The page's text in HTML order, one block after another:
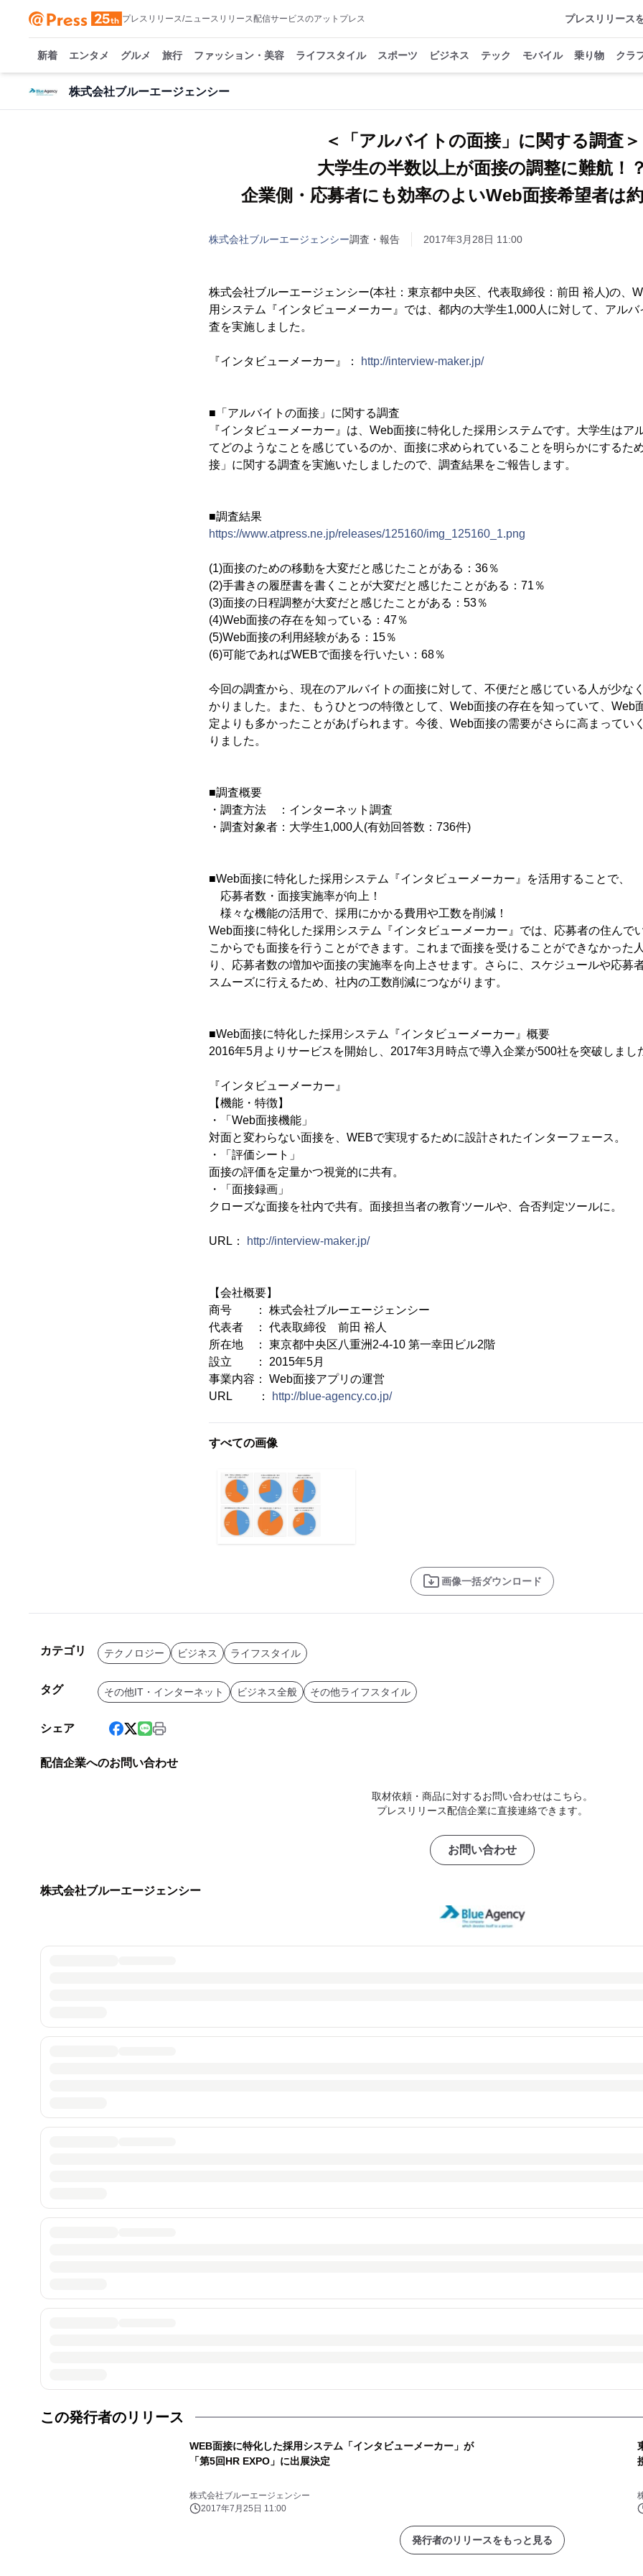
プレスリリース/ニュースリリース配信サービスのアットプレス プレスリリース
新着 エンタメ グルメ 旅行 ファッション・美容 ライフスタイル スポーツ ビジネス テック モバイル 乗り物 クラ
株式会社ブルーエージェンシー
＜「アルバイトの面接」に関する調査＞
大学生の半数以上が面接の調整に難航！
企業側・応募者にも効率のよいWeb面接希望者は
株式会社ブルーエージェンシー調査・報告 2017年3月28日 11:00
株式会社ブルーエージェンシー(本社：東京都中央区、代表取締役：前田 裕人)の、
用システム『インタビューメーカー』では、都内の大学生1,000人に対して、アル
査を実施しました。
『インタビューメーカー』： http://interview-maker.jp/
■「アルバイトの面接」に関する調査
『インタビューメーカー』は、Web面接に特化した採用システムです。大学生はア
てどのようなことを感じているのか、面接に求められていることを明らかにするた
接」に関する調査を実施いたしましたので、調査結果をご報告します。
■調査結果
https://www.atpress.ne.jp/releases/125160/img_125160_1.png
(1)面接のための移動を大変だと感じたことがある：36％
(2)手書きの履歴書を書くことが大変だと感じたことがある：71％
(3)面接の日程調整が大変だと感じたことがある：53％
(4)Web面接の存在を知っている：47％
(5)Web面接の利用経験がある：15％
(6)可能であればWEBで面接を行いたい：68％
今回の調査から、現在のアルバイトの面接に対して、不便だと感じている人が少な
かりました。また、もうひとつの特徴として、Web面接の存在を知っていて、Web
定よりも多かったことがあげられます。今後、Web面接の需要がさらに高まってい
りました。
■調査概要
・調査方法 ：インターネット調査
・調査対象者：大学生1,000人(有効回答数：736件)
■Web面接に特化した採用システム『インタビューメーカー』を活用することで、
応募者数・面接実施率が向上！
様々な機能の活用で、採用にかかる費用や工数を削減！
Web面接に特化した採用システム『インタビューメーカー』では、応募者の住んで
こからでも面接を行うことができます。これまで面接を受けることができなかった
り、応募者数の増加や面接の実施率を向上させます。さらに、スケジュールや応募
スムーズに行えるため、社内の工数削減につながります。
■Web面接に特化した採用システム『インタビューメーカー』概要
2016年5月よりサービスを開始し、2017年3月時点で導入企業が500社を突破しまし
『インタビューメーカー』
【機能・特徴】
・「Web面接機能」
対面と変わらない面接を、WEBで実現するために設計されたインターフェース。
・「評価シート」
面接の評価を定量かつ視覚的に共有。
・「面接録画」
クローズな面接を社内で共有。面接担当者の教育ツールや、合否判定ツールに。
URL： http://interview-maker.jp/
【会社概要】
商号 ： 株式会社ブルーエージェンシー
代表者 ： 代表取締役 前田 裕人
所在地 ： 東京都中央区八重洲2-4-10 第一幸田ビル2階
設立 ： 2015年5月
事業内容： Web面接アプリの運営
URL ：
http://blue-agency.co.jp/
すべての画像
画像一括ダウンロード
カテゴリ テクノロジー ビジネス ライフスタイル
タグ その他IT・インターネット ビジネス全般 その他ライフスタイル
シェア
配信企業へのお問い合わせ
取材依頼・商品に対するお問い合わせはこちら。
プレスリリース配信企業に直接連絡できます。
お問い合わせ
株式会社ブルーエージェンシー
この発行者のリリース
WEB面接に特化した採用システム「インタビューメーカー」が
「第5回HR EXPO」に出展決定
株式会社ブルーエージェンシー
2017年7月25日 11:00
発行者のリリースをもっと見る